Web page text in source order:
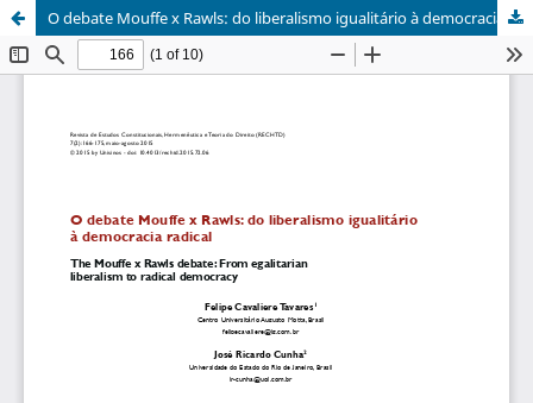
O debate Mouffe x Rawls: do liberalismo igualitário à democracia radical